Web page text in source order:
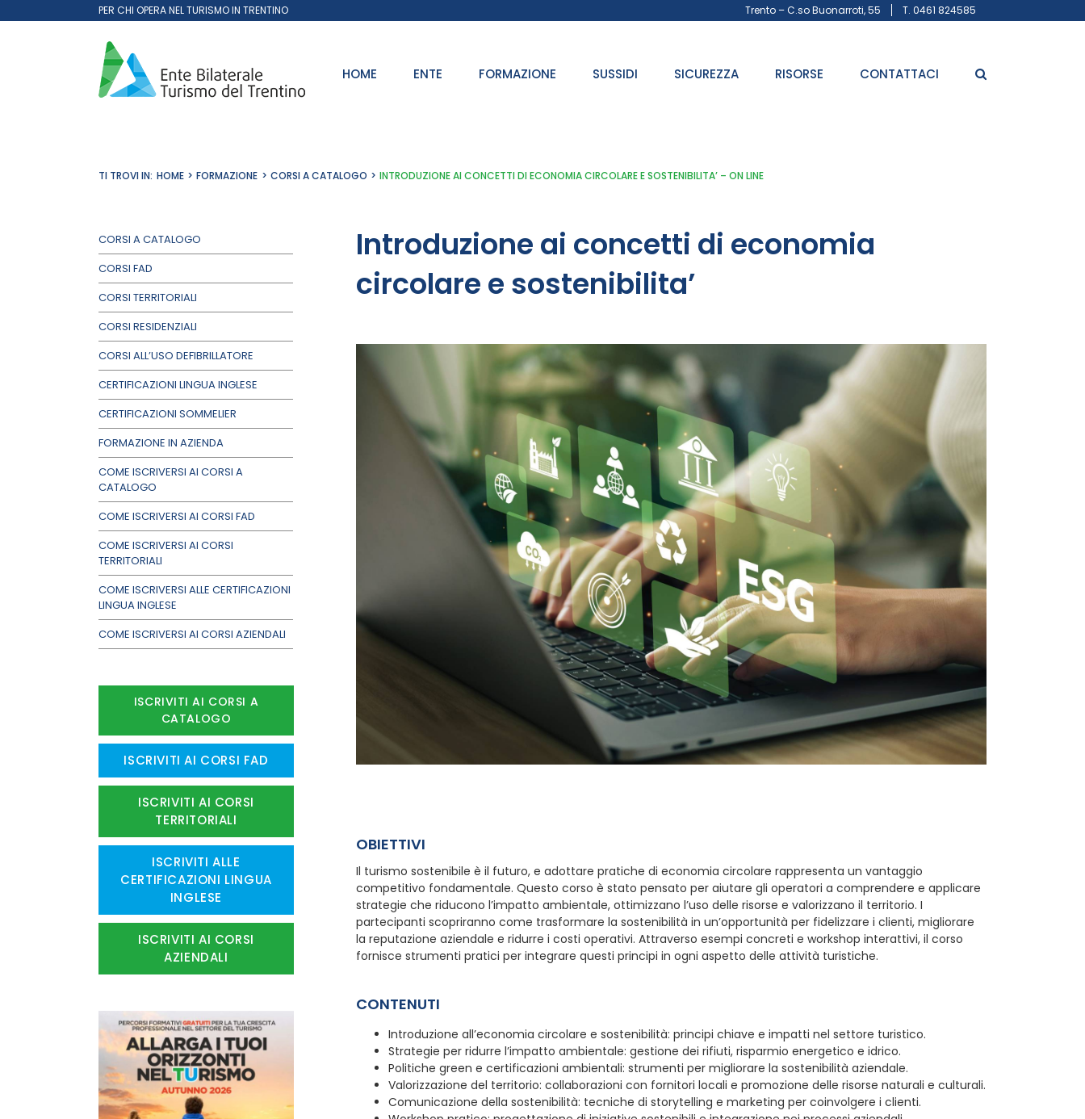
al
PER CHI OPERA NEL TURISMO IN TRENTINO Trento – C.so Buonarroti, 55 T. 0461 824585
HOME ENTE FORMAZIONE SUSSIDI SICUREZZA RISORSE CONTATTACI
TI TROVI IN: HOME FORMAZIONE CORSI A CATALOGO INTRODUZIONE AI CONCETTI DI ECONOMIA CIRCOLARE E SOSTENIBILITA’ – ON LINE
CORSI A CATALOGO
CORSI FAD
CORSI TERRITORIALI
CORSI RESIDENZIALI
CORSI ALL’USO DEFIBRILLATORE
CERTIFICAZIONI LINGUA INGLESE
CERTIFICAZIONI SOMMELIER
FORMAZIONE IN AZIENDA
COME ISCRIVERSI AI CORSI A
CATALOGO
COME ISCRIVERSI AI CORSI FAD
COME ISCRIVERSI AI CORSI
TERRITORIALI
COME ISCRIVERSI ALLE CERTIFICAZIONI
LINGUA INGLESE
COME ISCRIVERSI AI CORSI AZIENDALI
ISCRIVITI AI CORSI A
CATALOGO
ISCRIVITI AI CORSI FAD
ISCRIVITI AI CORSI
TERRITORIALI
ISCRIVITI ALLE
CERTIFICAZIONI LINGUA
INGLESE
ISCRIVITI AI CORSI
AZIENDALI
Introduzione ai concetti di economia
circolare e sostenibilita’
OBIETTIVI
Il turismo sostenibile è il futuro, e adottare pratiche di economia circolare rappresenta un vantaggio
competitivo fondamentale. Questo corso è stato pensato per aiutare gli operatori a comprendere e applicare
strategie che riducono l’impatto ambientale, ottimizzano l’uso delle risorse e valorizzano il territorio. I
partecipanti scopriranno come trasformare la sostenibilità in un’opportunità per fidelizzare i clienti, migliorare
la reputazione aziendale e ridurre i costi operativi. Attraverso esempi concreti e workshop interattivi, il corso
fornisce strumenti pratici per integrare questi principi in ogni aspetto delle attività turistiche.
CONTENUTI
Introduzione all’economia circolare e sostenibilità: principi chiave e impatti nel settore turistico.
Strategie per ridurre l’impatto ambientale: gestione dei rifiuti, risparmio energetico e idrico.
Politiche green e certificazioni ambientali: strumenti per migliorare la sostenibilità aziendale.
Valorizzazione del territorio: collaborazioni con fornitori locali e promozione delle risorse naturali e culturali.
Comunicazione della sostenibilità: tecniche di storytelling e marketing per coinvolgere i clienti.